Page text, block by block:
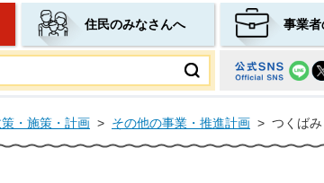
住民のみなさんへ 事業
・施策・計画 > その他の事業・推進計画 > つくば